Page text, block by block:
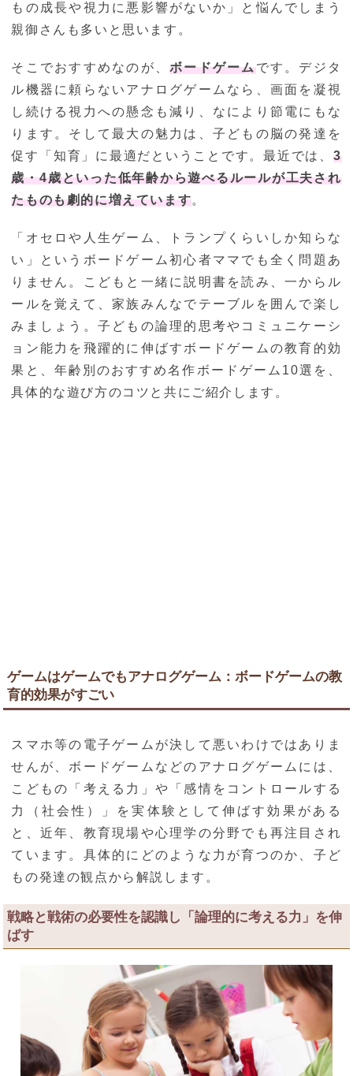
もの成長や視力に悪影響がないか」と悩んでしまう
親御さんも多いと思います。
そこでおすすめなのが、ボードゲームです。デジタ
ル機器に頼らないアナログゲームなら、画面を凝視
し続ける視力への懸念も減り、なにより節電にもな
ります。そして最大の魅力は、子どもの脳の発達を
促す「知育」に最適だということです。最近では、 3
歳・4歳といった低年齢から遊べるルールが工夫され
たものも劇的に増えています。
「オセロや人生ゲーム、トランプくらいしか知らな
い」というボードゲーム初心者ママでも全く問題あ
りません。こどもと一緒に説明書を読み、一からル
ールを覚えて、家族みんなでテーブルを囲んで楽し
みましょう。子どもの論理的思考やコミュニケーシ
ョン能力を飛躍的に伸ばすボードゲームの教育的効
果と、年齢別のおすすめ名作ボードゲーム10選を、
具体的な遊び方のコツと共にご紹介します。
ゲームはゲームでもアナログゲーム：ボードゲームの教
育的効果がすごい
スマホ等の電子ゲームが決して悪いわけではありま
せんが、ボードゲームなどのアナログゲームには、
こどもの「考える力」や「感情をコントロールする
力（社会性）」を実体験として伸ばす効果がある
と、近年、教育現場や心理学の分野でも再注目され
ています。具体的にどのような力が育つのか、子ど
もの発達の観点から解説します。
戦略と戦術の必要性を認識し「論理的に考える力」を伸
ばす